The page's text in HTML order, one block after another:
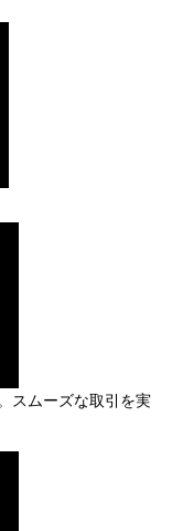
スムーズな取引を実